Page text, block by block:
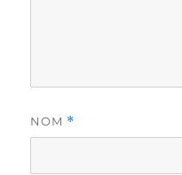
NOM *